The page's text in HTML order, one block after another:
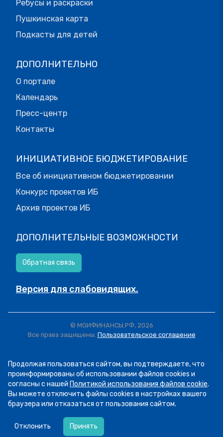
Ребусы и раскраски
Пушкинская карта
Подкасты для детей
ДОПОЛНИТЕЛЬНО
О портале
Календарь
Пресс-центр
Контакты
ИНИЦИАТИВНОЕ БЮДЖЕТИРОВАНИЕ
Все об инициативном бюджетировании
Конкурс проектов ИБ
Архив проектов ИБ
ДОПОЛНИТЕЛЬНЫЕ ВОЗМОЖНОСТИ
Обратная связь
Версия для слабовидящих.
© МОИФИНАНСЫ.РФ, 2026
Все права защищены. Пользовательское соглашение
Пятница! А это значит, что мы публикуем
Продолжая пользоваться сайтом, вы подтверждаете, что
проинформированы об использовании файлов cookies и
согласны с нашей Политикой использования файлов cookie.
Вы можете отключить файлы cookies в настройках вашего
браузера или отказаться от пользования сайтом.
Отклонить Принять